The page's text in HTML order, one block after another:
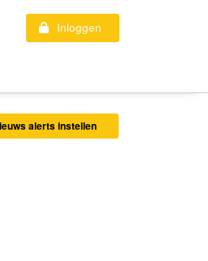
Inloggen
alerts instellen